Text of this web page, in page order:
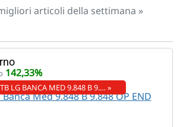
articoli della settimana »
142,33%
LG BANCA MED 9.848 B 9.… »